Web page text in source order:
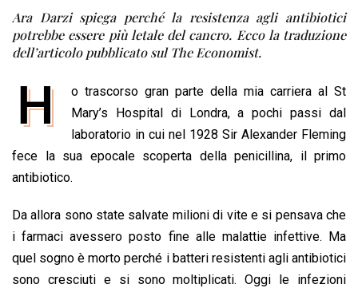
e
b
a
t
s
p
p
k
e
I
n
r
e
a
s
a
i
l
p
y
L
n
k
i
n
t
Ara Darzi spiega perché la resistenza agli antibiotici
potrebbe essere più letale del cancro. Ecco la traduzione
dell’articolo pubblicato sul The Economist.
H
o trascorso gran parte della mia carriera al St
Mary’s Hospital di Londra, a pochi passi dal
laboratorio in cui nel 1928 Sir Alexander Fleming
fece la sua epocale scoperta della penicillina, il primo
antibiotico.
Da allora sono state salvate milioni di vite e si pensava che
i farmaci avessero posto fine alle malattie infettive. Ma
quel sogno è morto perché i batteri resistenti agli antibiotici
sono cresciuti e si sono moltiplicati. Oggi le infezioni